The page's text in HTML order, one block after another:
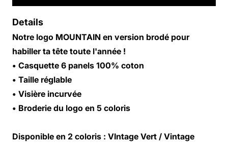
Details
Notre logo MOUNTAIN en version brodé pour
habiller ta tête toute l'année !
• Casquette 6 panels 100% coton
• Taille réglable
• Visière incurvée
• Broderie du logo en 5 coloris
Disponible en 2 coloris : VIntage Vert / Vintage